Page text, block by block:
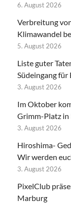
6. August 2026
Verbreitung
Klimawandel
5. August 2026
Liste guter
Südeingang
3. August 2026
Im Oktober
Grimm-Platz in
3. August 2026
Hiroshima-
Wir werden
3. August 2026
PixelClub
Marburg